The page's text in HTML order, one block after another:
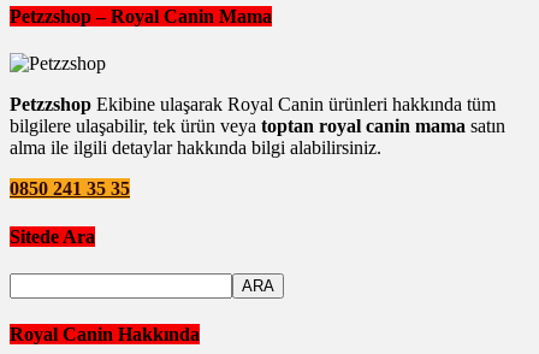
Petzzshop – Royal Canin Mama
Petzzshop Ekibine ulaşarak Royal Canin ürünleri hakkında tüm
bilgilere ulaşabilir, tek ürün veya toptan royal canin mama satın
alma ile ilgili detaylar hakkında bilgi alabilirsiniz.
0850 241 35 35
Sitede Ara
Royal Canin Hakkında